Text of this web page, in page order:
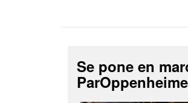
Se pone en